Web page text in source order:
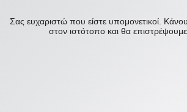
Σας ευχαριστώ που είστε υπομονετικοί.
στον ιστότοπο και θα